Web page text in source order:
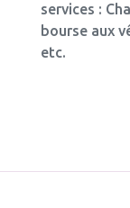
services :
bourse aux
etc.